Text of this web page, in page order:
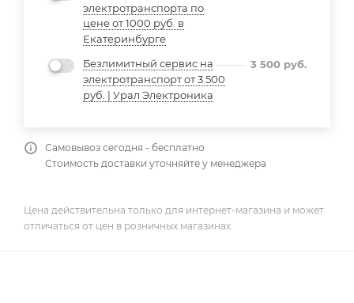
электротранспорта по
цене от 1000 руб. в
Екатеринбурге
Безлимитный сервис на
электротранспорт от 3 500
руб. | Урал Электроника
3 500 руб.
Самовывоз сегодня - бесплатно
Стоимость доставки уточняйте у менеджера
Цена действительна только для интернет-магазина и может
отличаться от цен в розничных магазинах